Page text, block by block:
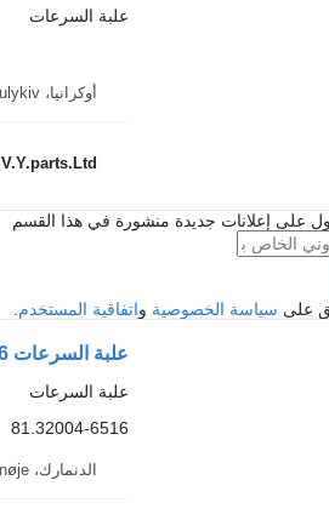
علبة السرعات
أوكرانيا، smt. Kulykiv
V.Y.parts.Ltd
على إعلانات جديدة منشورة في هذا القسم
على سياسة الخصوصية واتفاقية المستخدم
علبة السرعات MAN 6AS1000TO 81.32004-6516 لـ الشاحنات
علبة السرعات
81.32004-6516
الدنمارك، Tappernøje